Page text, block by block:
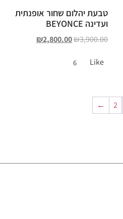
טבעת יהלום שחור אופנתית
ועדינה BEYONCE
₪3,900.00
₪2,800.00
Like
6
2
←